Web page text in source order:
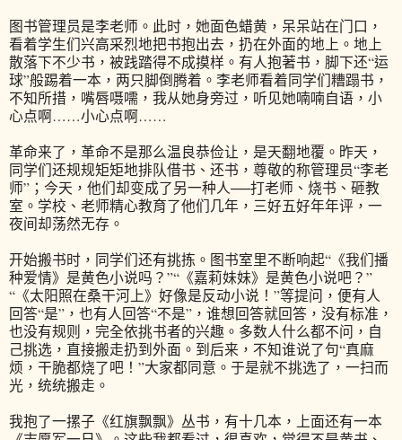
图书管理员是李老师。此时，她面色蜡黄，呆呆站在门口，
看着学生们兴高采烈地把书抱出去，扔在外面的地上。地上
散落下不少书，被践踏得不成摸样。有人抱著书，脚下还“运
球”般踢着一本，两只脚倒腾着。李老师看着同学们糟蹋书，
不知所措，嘴唇嗫嚅，我从她身旁过，听见她喃喃自语，小
心点啊……小心点啊……
革命来了，革命不是那么温良恭俭让，是天翻地覆。昨天，
同学们还规规矩矩地排队借书、还书，尊敬的称管理员“李老
师”；今天，他们却变成了另一种人──打老师、烧书、砸教
室。学校、老师精心教育了他们几年，三好五好年年评，一
夜间却荡然无存。
开始搬书时，同学们还有挑拣。图书室里不断响起“《我们播
种爱情》是黄色小说吗？”“《嘉莉妹妹》是黄色小说吧？”
“《太阳照在桑干河上》好像是反动小说！”等提问，便有人
回答“是”，也有人回答“不是”，谁想回答就回答，没有标准，
也没有规则，完全依挑书者的兴趣。多数人什么都不问，自
己挑选，直接搬走扔到外面。到后来，不知谁说了句“真麻
烦，干脆都烧了吧！”大家都同意。于是就不挑选了，一扫而
光，统统搬走。
我抱了一摞子《红旗飘飘》丛书，有十几本，上面还有一本